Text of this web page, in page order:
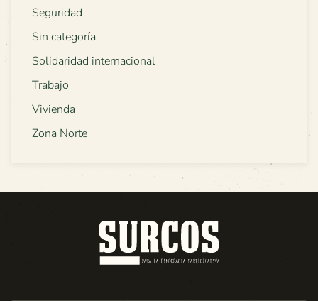
Seguridad
Sin categoría
Solidaridad internacional
Trabajo
Vivienda
Zona Norte